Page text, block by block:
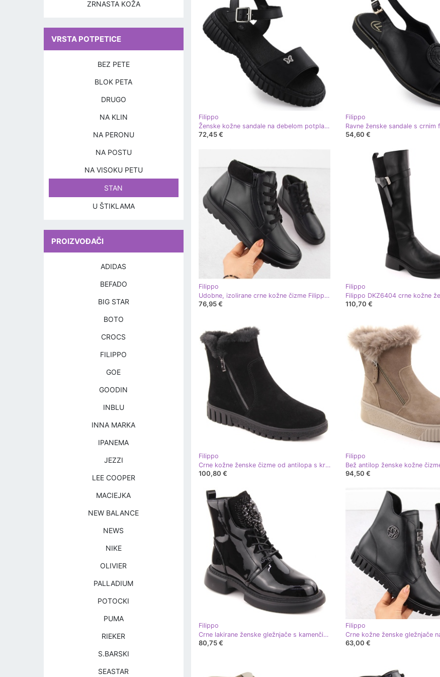
Filippo
Ženske kožne sandale na debelom potplatu s leptirom crnim filippo ds6811 crna
72,45 €
Filippo
54,60 €
Filippo
Udobne, izolirane crne kožne čizme Filippo DBT6629 crna
76,95 €
Filippo
110,70 €
Filippo
Crne kožne ženske čizme od antilopa s krznom Filippo DBT6362 crna
100,80 €
Filippo
94,50 €
Filippo
Crne lakirane ženske gležnjače s kamenčićima Filippo DBT6568 crna
80,75 €
Filippo
63,00 €
ZRNASTA KOŽA
VRSTA POTPETICE
BEZ PETE
BLOK PETA
DRUGO
NA KLIN
NA PERONU
NA POSTU
NA VISOKU PETU
STAN
U ŠTIKLAMA
PROIZVOĐAČI
ADIDAS
BEFADO
BIG STAR
BOTO
CROCS
FILIPPO
GOE
GOODIN
INBLU
INNA MARKA
IPANEMA
JEZZI
LEE COOPER
MACIEJKA
NEW BALANCE
NEWS
NIKE
OLIVIER
PALLADIUM
POTOCKI
PUMA
RIEKER
S.BARSKI
SEASTAR